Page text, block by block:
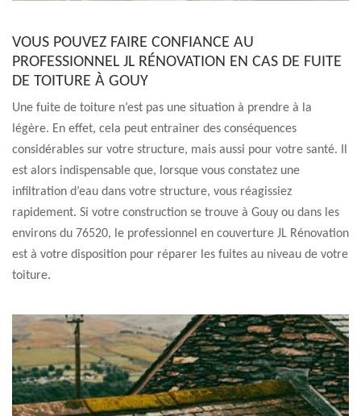
VOUS POUVEZ FAIRE CONFIANCE AU
PROFESSIONNEL JL RÉNOVATION EN CAS DE FUITE
DE TOITURE À GOUY
Une fuite de toiture n’est pas une situation à prendre à la
légère. En effet, cela peut entrainer des conséquences
considérables sur votre structure, mais aussi pour votre santé. Il
est alors indispensable que, lorsque vous constatez une
infiltration d’eau dans votre structure, vous réagissiez
rapidement. Si votre construction se trouve à Gouy ou dans les
environs du 76520, le professionnel en couverture JL Rénovation
est à votre disposition pour réparer les fuites au niveau de votre
toiture.